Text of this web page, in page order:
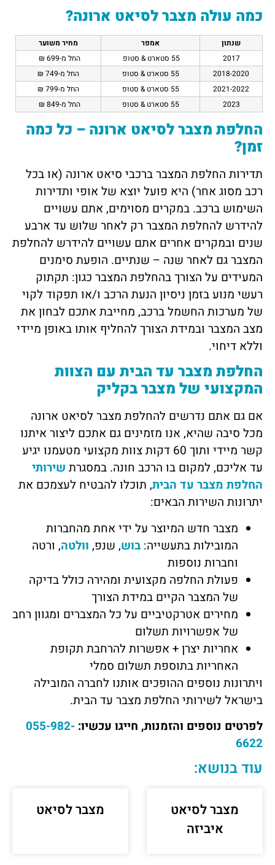
כמה עולה מצבר לסיאט ארונה?
שנתון אמפר
מחיר משוער
2017
55 סטארט & סטופ
החל מ-699 ₪
2018-2020
55 סטארט & סטופ
החל מ-749 ₪
2021-2022
55 סטארט & סטופ
החל מ-799 ₪
2023
55 סטארט & סטופ החל מ-849 ₪
החלפת מצבר לסיאט ארונה – כל כמה
זמן?
תדירות החלפת המצבר ברכבי סיאט ארונה (או בכל
רכב מסוג אחר) היא פועל יוצא של אופי ותדירות
השימוש ברכב. במקרים מסוימים, אתם עשויים
להידרש להחלפת המצבר רק לאחר שלוש עד ארבע
שנים ובמקרים אחרים אתם עשויים להידרש להחלפת
המצבר גם לאחר שנה – שנתיים. הופעת סימנים
המעידים על הצורך בהחלפת המצבר כגון: תקתוק
רעשי מנוע בזמן ניסיון הנעת הרכב ו/או תפקוד לקוי
של מערכות החשמל ברכב, מחייבת אתכם לבחון את
מצב המצבר ובמידת הצורך להחליף אותו באופן מיידי
וללא דיחוי.
החלפת מצבר עד הבית עם הצוות
המקצועי של מצבר בקליק
אם גם אתם נדרשים להחלפת מצבר לסיאט ארונה
מכל סיבה שהיא, אנו מזמינים גם אתכם ליצור איתנו
קשר מיידי ותוך 60 דקות צוות מקצועי מטעמנו יגיע
עד אליכם, למקום בו הרכב חונה. במסגרת שירותי
החלפת מצבר עד הבית, תוכלו להבטיח לעצמכם את
יתרונות השירות הבאים:
מצבר חדש המיוצר על ידי אחת מהחברות
המובילות בתעשייה: בוש, שנפ, וולטה, ורטה
וחברות נוספות
פעולת החלפה מקצועית ומהירה כולל בדיקה
של המצבר הקיים במידת הצורך
מחירים אטרקטיביים על כל המצברים ומגוון רחב
של אפשרויות תשלום
אחריות יצרן + אפשרות להרחבת תקופת
האחריות בתוספת תשלום סמלי
ויתרונות נוספים ההופכים אותנו לחברה המובילה
בישראל לשירותי החלפת מצבר עד הבית.
לפרטים נוספים והזמנות, חייגו עכשיו: 055-982-
6622
עוד בנושא:
מצבר לסיאט
איביזה
מצבר לסיאט